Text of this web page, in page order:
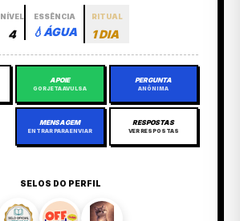
NÍVEL
4
ESSÊNCIA
💧 ÁGUA
RITUAL
1 DIA
APOIE
GORJETA AVULSA
PERGUNTA
ANÔNIMA
MENSAGEM
ENTRAR PARA ENVIAR
RESPOSTAS
VER RESPOSTAS
SELOS DO PERFIL